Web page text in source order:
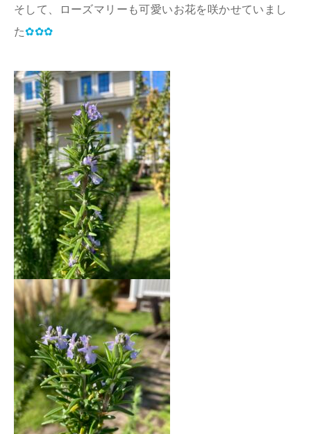
そして、ローズマリーも可愛いお花を咲かせていまし
た✿✿✿